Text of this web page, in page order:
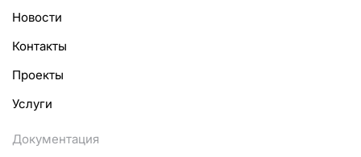
Новости
Контакты
Проекты
Услуги
Документация